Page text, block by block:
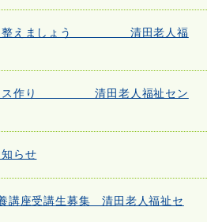
を整えましょう 清田老人福
ラス作り 清田老人福祉セン
らせ
講座受講生募集 清田老人福祉セ